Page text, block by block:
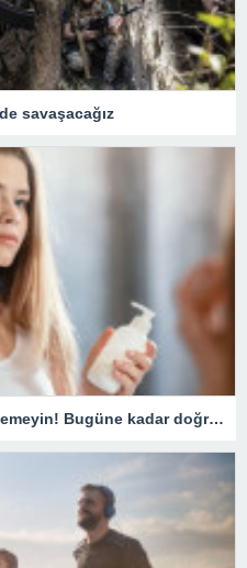
savaşacağız
Makyajınızı sakın böyle temizlemeyin! Bugüne kadar doğru bilinen yanlış temizleme yöntemi pahalıya mal oluyor